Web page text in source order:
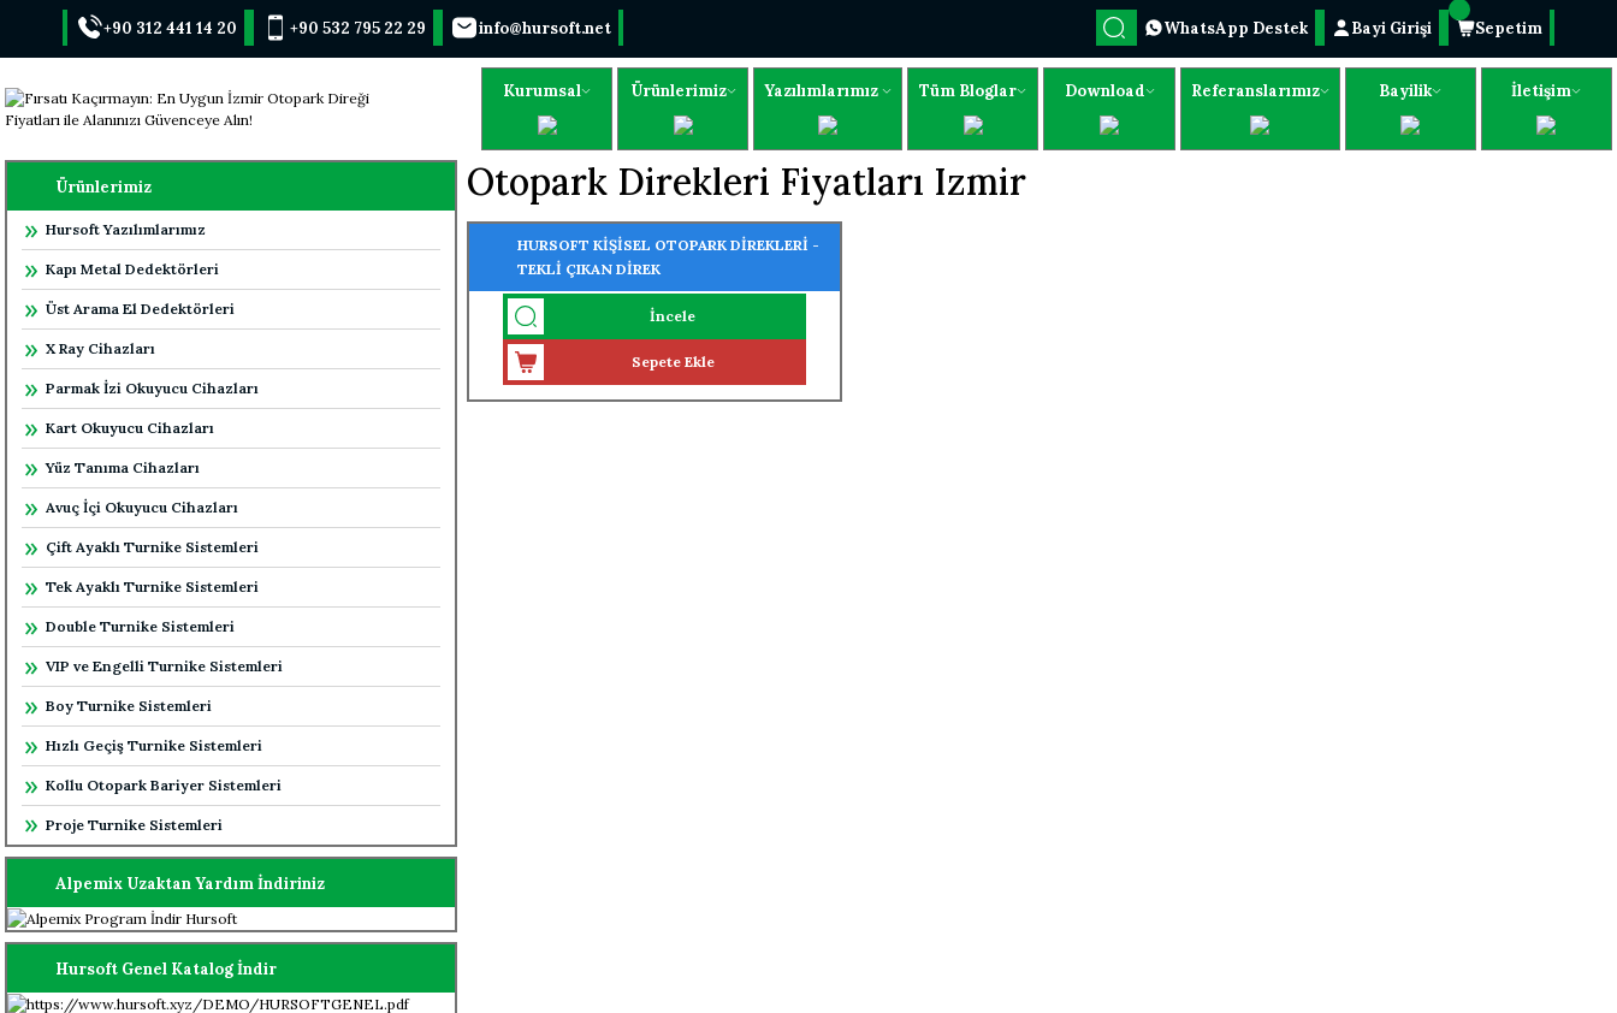
+90 312 441 14 20 +90 532 795 22 29 info@hursoft.net WhatsApp Destek Bayi Girişi Sepetim
Kurumsal Ürünlerimiz Yazılımlarımız Tüm Bloglar Download Referanslarımız Bayilik İletişim
Ürünlerimiz
Hursoft Yazılımlarımız
Kapı Metal Dedektörleri
Üst Arama El Dedektörleri
X Ray Cihazları
Parmak İzi Okuyucu Cihazları
Kart Okuyucu Cihazları
Yüz Tanıma Cihazları
Avuç İçi Okuyucu Cihazları
Çift Ayaklı Turnike Sistemleri
Tek Ayaklı Turnike Sistemleri
Double Turnike Sistemleri
VIP ve Engelli Turnike Sistemleri
Boy Turnike Sistemleri
Hızlı Geçiş Turnike Sistemleri
Kollu Otopark Bariyer Sistemleri
Proje Turnike Sistemleri
Alpemix Uzaktan Yardım İndiriniz
Hursoft Genel Katalog İndir
Otopark Direkleri Fiyatları Izmir
HURSOFT KİŞİSEL OTOPARK DİREKLERİ -
TEKLİ ÇIKAN DİREK
İncele
Sepete Ekle